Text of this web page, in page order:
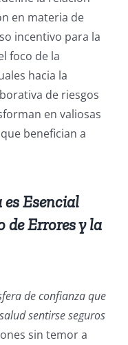
en materia de
incentivo para la
foco de la
hacia la
de riesgos
en valiosas
benefician a
Esencial
de Errores y la
de confianza que
sentirse seguros
sin temor a